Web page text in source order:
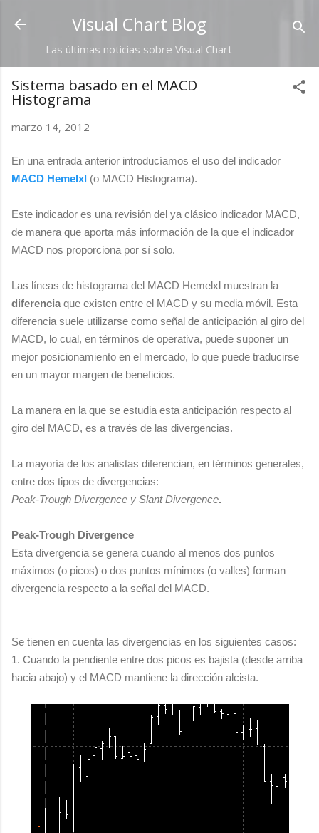
Ir al contenido principal
Visual Chart Blog
Las últimas noticias sobre Visual Chart
Sistema basado en el MACD
Histograma
marzo 14, 2012
En una entrada anterior introducíamos el uso del indicador
MACD Hemelxl (o MACD Histograma).
Este indicador es una revisión del ya clásico indicador MACD,
de manera que aporta más información de la que el indicador
MACD nos proporciona por sí solo.
Las líneas de histograma del MACD Hemelxl muestran la
diferencia que existen entre el MACD y su media móvil. Esta
diferencia suele utilizarse como señal de anticipación al giro del
MACD, lo cual, en términos de operativa, puede suponer un
mejor posicionamiento en el mercado, lo que puede traducirse
en un mayor margen de beneficios.
La manera en la que se estudia esta anticipación respecto al
giro del MACD, es a través de las divergencias.
La mayoría de los analistas diferencian, en términos generales,
entre dos tipos de divergencias:
Peak-Trough Divergence y Slant Divergence.
Peak-Trough Divergence
Esta divergencia se genera cuando al menos dos puntos
máximos (o picos) o dos puntos mínimos (o valles) forman
divergencia respecto a la señal del MACD.
Se tienen en cuenta las divergencias en los siguientes casos:
1. Cuando la pendiente entre dos picos es bajista (desde arriba
hacia abajo) y el MACD mantiene la dirección alcista.